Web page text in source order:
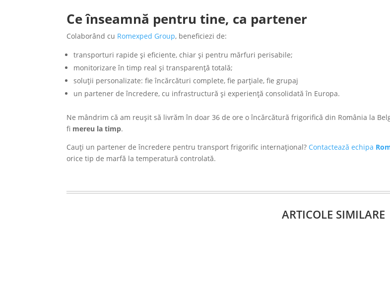
Ce înseamnă pentru tine, ca partener
Colaborând cu Romexped Group, beneficiezi de:
transporturi rapide şi eficiente, chiar şi pentru mărfuri perisabile;
monitorizare în timp real şi transparenţă totală;
soluţii personalizate: fie încărcături complete, fie parţiale, fie grupaj
un partener de încredere, cu infrastructură şi experienţă consolidată în Europa.
Ne mândrim că am reuşit să livrăm în doar 36 de ore o încărcătură frigorifică din România la
fi mereu la timp.
Cauţi un partener de încredere pentru transport frigorific internaţional? Contactează echipa
orice tip de marfă la temperatură controlată.
ARTICOLE SIMILARE